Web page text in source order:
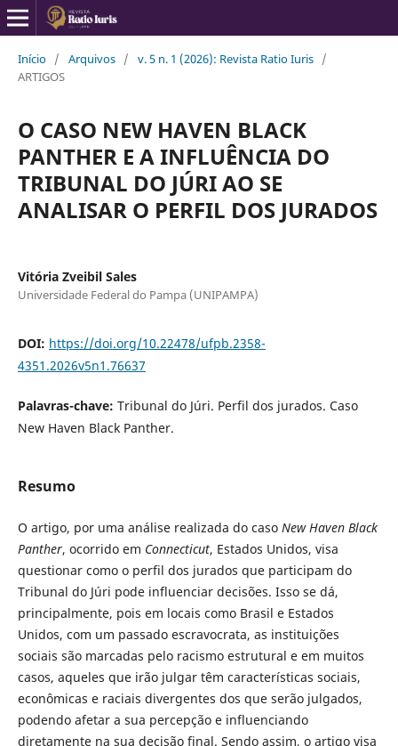
Início / Arquivos / v. 5 n. 1 (2026): Revista Ratio Iuris /
ARTIGOS
O CASO NEW HAVEN BLACK
PANTHER E A INFLUÊNCIA DO
TRIBUNAL DO JÚRI AO SE
ANALISAR O PERFIL DOS JURADOS
Vitória Zveibil Sales
Universidade Federal do Pampa (UNIPAMPA)
DOI: https://doi.org/10.22478/ufpb.2358-
4351.2026v5n1.76637
Palavras-chave: Tribunal do Júri. Perfil dos jurados. Caso
New Haven Black Panther.
Resumo
O artigo, por uma análise realizada do caso New Haven Black
Panther, ocorrido em Connecticut, Estados Unidos, visa
questionar como o perfil dos jurados que participam do
Tribunal do Júri pode influenciar decisões. Isso se dá,
principalmente, pois em locais como Brasil e Estados
Unidos, com um passado escravocrata, as instituições
sociais são marcadas pelo racismo estrutural e em muitos
casos, aqueles que irão julgar têm características sociais,
econômicas e raciais divergentes dos que serão julgados,
podendo afetar a sua percepção e influenciando
diretamente na sua decisão final. Sendo assim, o artigo visa